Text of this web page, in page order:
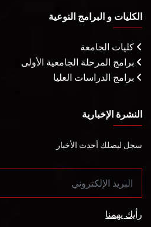
الكليات و البرامج النوعية
كليات الجامعة
برامج المرحلة الجامعية الأولى
برامج الدراسات العليا
النشرة الإخبارية
سجل ليصلك أحدث الأخبار
رأيك يهمنا